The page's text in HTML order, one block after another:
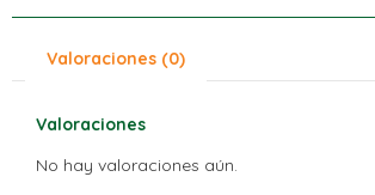
Valoraciones (0)
Valoraciones
No hay valoraciones aún.